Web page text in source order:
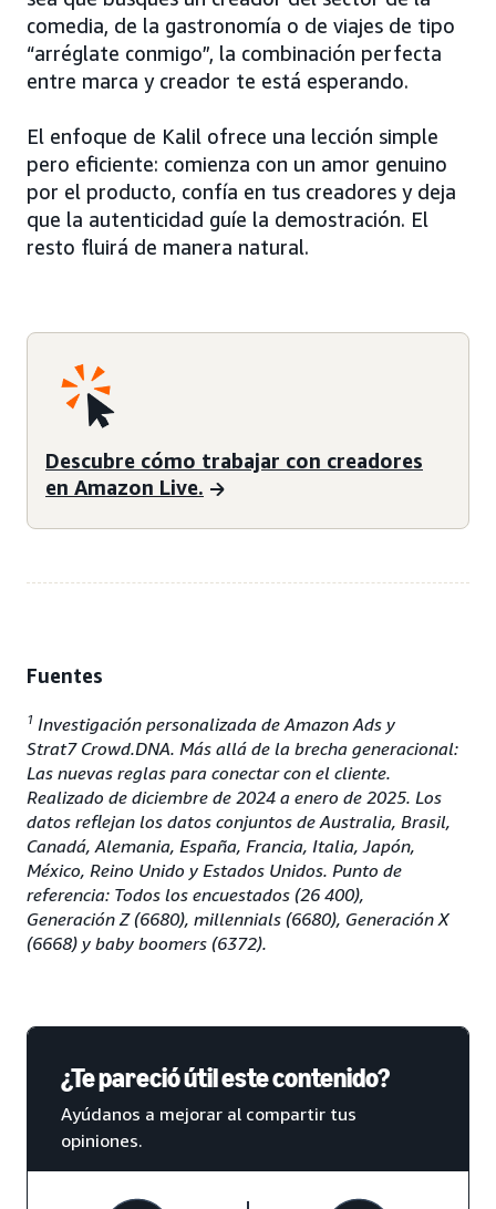
comedia, de la gastronomía o de viajes de tipo
“arréglate conmigo”, la combinación perfecta
entre marca y creador te está esperando.
El enfoque de Kalil ofrece una lección simple
pero eficiente: comienza con un amor genuino
por el producto, confía en tus creadores y deja
que la autenticidad guíe la demostración. El
resto fluirá de manera natural.
Descubre cómo trabajar con creadores
en Amazon Live.
Fuentes
1 Investigación personalizada de Amazon Ads y
Strat7 Crowd.DNA. Más allá de la brecha generacional:
Las nuevas reglas para conectar con el cliente.
Realizado de diciembre de 2024 a enero de 2025. Los
datos reflejan los datos conjuntos de Australia, Brasil,
Canadá, Alemania, España, Francia, Italia, Japón,
México, Reino Unido y Estados Unidos. Punto de
referencia: Todos los encuestados (26 400),
Generación Z (6680), millennials (6680), Generación X
(6668) y baby boomers (6372).
¿Te pareció útil este contenido?
Ayúdanos a mejorar al compartir tus
opiniones.